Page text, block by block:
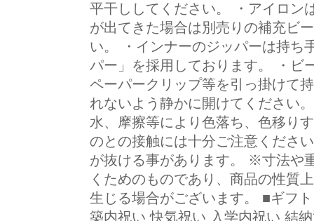
平干ししてください。 ・アイロン
が出てきた場合は別売りの補充ビ
い。 ・インナーのジッパーは持ち
パー」を採用しております。 ・ビ
ペーパークリップ等を引っ掛けて
れないよう静かに開けてください
水、摩擦等により色落ち、色移り
のとの接触には十分ご注意くださ
が抜ける事があります。 ※寸法や
くためのものであり、商品の性質
生じる場合がございます。 ■ギフ
築内祝い 快気祝い 入学内祝い 結